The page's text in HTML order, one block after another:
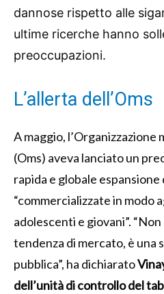
dannose rispetto alle
ultime ricerche hanno
preoccupazioni.
L’allerta dell’Oms
A maggio, l’Organizzazione
(Oms) aveva lanciato un
rapida e globale
“commercializzate in modo
adolescenti e giovani”.
tendenza di mercato, è una
pubblica”, ha dichiarato
dell’unità di controllo del